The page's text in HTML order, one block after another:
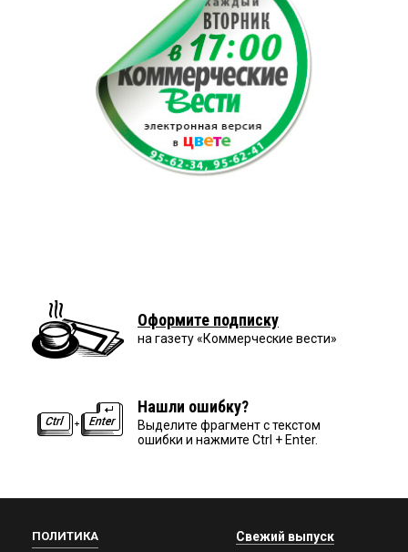
Оформите подписку
на газету «Коммерческие вести»
Нашли ошибку?
Выделите фрагмент с текстом
ошибки и нажмите Ctrl + Enter.
ПОЛИТИКА Свежий выпуск